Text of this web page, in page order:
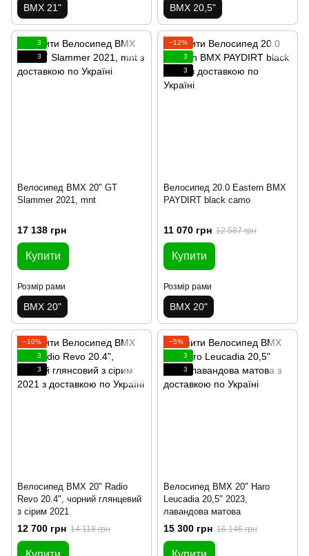
BMX 21" BMX 20,5"
3
3
Велосипед BMX 20" GT
Slammer 2021, mnt
17 138 грн
Купити
Розмір рами
BMX 20"
−12%
3
3
Велосипед 20.0 Eastern BMX
PAYDIRT black camo
11 070 грн 12 587 грн
Купити
Розмір рами
BMX 20"
−10%
3
3
Велосипед BMX 20" Radio
Revo 20.4", чорний глянцевий
з сірим 2021
12 700 грн 14 118 грн
−5%
3
3
Велосипед BMX 20" Haro
Leucadia 20,5" 2023,
лавандова матова
15 300 грн 16 146 грн